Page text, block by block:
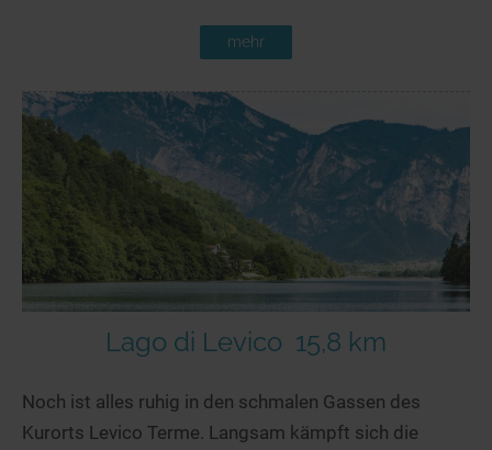
mehr
Lago di Levico 15,8 km
Noch ist alles ruhig in den schmalen Gassen des
Kurorts Levico Terme. Langsam kämpft sich die